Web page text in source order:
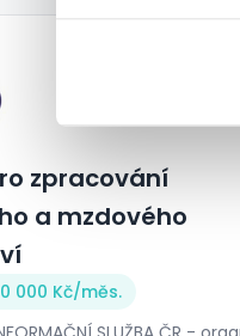
zpracování
a mzdového
000 Kč/měs.